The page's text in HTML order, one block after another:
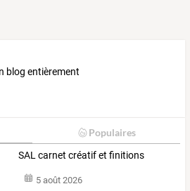
blog entièrement
Populaires
SAL carnet créatif et finitions
5 août 2026